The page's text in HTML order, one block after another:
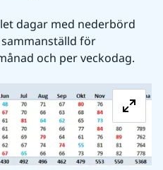
för
och per veckodag.